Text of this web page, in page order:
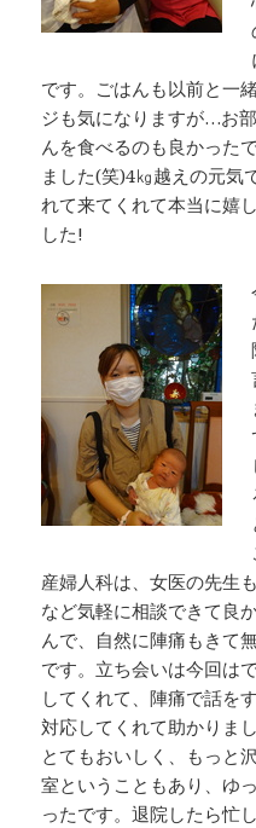
です。ごはんも以前と一
ジも気になりますが…お
んを食べるのも良かった
ました(笑)4㎏越えの元気
れて来てくれて本当に嬉
した!
産婦人科は、女医の先生
など気軽に相談できて良
んで、自然に陣痛もきて
です。立ち会いは今回は
してくれて、陣痛で話を
対応してくれて助かりま
とてもおいしく、もっと
室ということもあり、ゆ
ったです。退院したら忙